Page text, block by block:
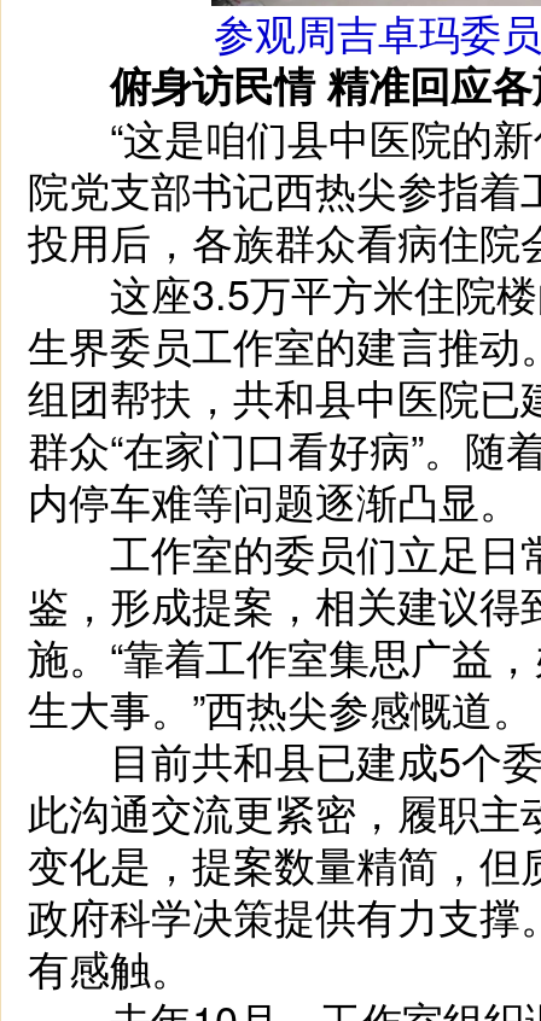
参观周吉卓玛委
俯身访民情 精准回应
“这是咱们县中医院的新
院党支部书记西热尖参指着
投用后，各族群众看病住院
这座3.5万平方米住院楼
生界委员工作室的建言推
组团帮扶，共和县中医院
群众“在家门口看好病”。随
内停车难等问题逐渐凸显。
工作室的委员们立足日
鉴，形成提案，相关建议
施。“靠着工作室集思广益
生大事。”西热尖参感慨道。
目前共和县已建成5个委
此沟通交流更紧密，履职
变化是，提案数量精简，
政府科学决策提供有力支撑
有感触。